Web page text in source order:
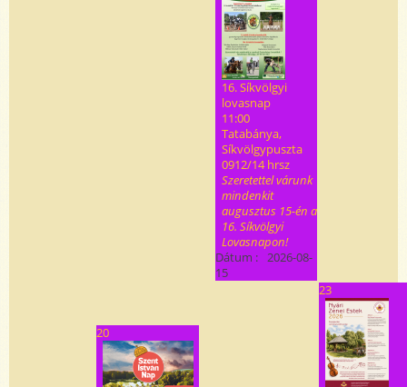
16. Síkvölgyi
lovasnap
11:00
Tatabánya,
Síkvölgypuszta
0912/14 hrsz
Szeretettel várunk
mindenkit
augusztus 15-én a
16. Síkvölgyi
Lovasnapon!
Dátum : 2026-08-
15
20
23